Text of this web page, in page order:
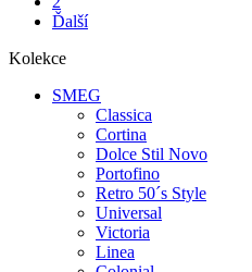
Ďalší
Kolekce
SMEG
Classica
Cortina
Dolce Stil Novo
Portofino
Retro 50´s Style
Universal
Victoria
Linea